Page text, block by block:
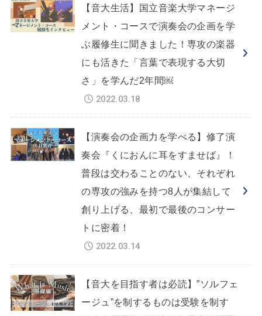
【音大生活】国立音楽大学マネージ
メント・コースで演奏会の企画を学
ぶ履修生に聞きました！専攻の楽器
にも活きた「言葉で表現する大切
さ」を学んだ2年間￼
2022.03.18
【演奏会の企画力を学べる】修了演
奏会『くにおんに耳をすませば』！
普段は交わることのない、それぞれ
の専攻の強みを持つ8人が集結して
創り上げる、最初で最後のコンサー
トに密着！
2022.03.14
【音大を目指す者は必読】”ソルフェ
ージュ”を制するものは受験を制す